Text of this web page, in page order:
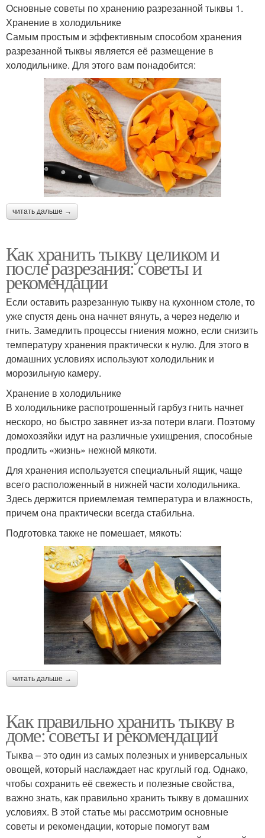
Основные советы по хранению разрезанной тыквы 1.
Хранение в холодильнике
Самым простым и эффективным способом хранения
разрезанной тыквы является её размещение в
холодильнике. Для этого вам понадобится:
читать дальше →
Как хранить тыкву целиком и
после разрезания: советы и
рекомендации
Если оставить разрезанную тыкву на кухонном столе, то
уже спустя день она начнет вянуть, а через неделю и
гнить. Замедлить процессы гниения можно, если снизить
температуру хранения практически к нулю. Для этого в
домашних условиях используют холодильник и
морозильную камеру.
Хранение в холодильнике
В холодильнике распотрошенный гарбуз гнить начнет
нескоро, но быстро завянет из-за потери влаги. Поэтому
домохозяйки идут на различные ухищрения, способные
продлить «жизнь» нежной мякоти.
Для хранения используется специальный ящик, чаще
всего расположенный в нижней части холодильника.
Здесь держится приемлемая температура и влажность,
причем она практически всегда стабильна.
Подготовка также не помешает, мякоть:
читать дальше →
Как правильно хранить тыкву в
доме: советы и рекомендации
Тыква – это один из самых полезных и универсальных
овощей, который наслаждает нас круглый год. Однако,
чтобы сохранить её свежесть и полезные свойства,
важно знать, как правильно хранить тыкву в домашних
условиях. В этой статье мы рассмотрим основные
советы и рекомендации, которые помогут вам